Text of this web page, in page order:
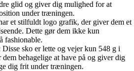
glid og giver dig mulighed for at
under træningen.
et stilfuldt logo grafik, der giver dem et
Dette gør dem ikke kun
fashionable.
sko er lette og vejer kun 548 g i
dem behagelige at have på og giver dig
dig frit under træningen.